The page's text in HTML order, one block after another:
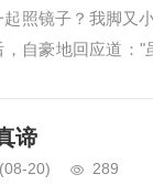
起照镜子？我脚又
，自豪地回应道："
谛
(08-20) 289